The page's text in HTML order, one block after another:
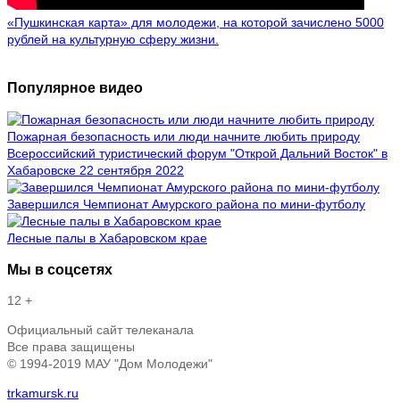
«Пушкинская карта» для молодежи, на которой зачислено 5000
рублей на культурную сферу жизни.
Популярное видео
Пожарная безопасность или люди начните любить природу
Всероссийский туристический форум "Открой Дальний Восток" в
Хабаровске 22 сентября 2022
Завершился Чемпионат Амурского района по мини-футболу
Лесные палы в Хабаровском крае
Мы в соцсетях
12 +
Официальный сайт телеканала
Все права защищены
© 1994-2019 МАУ "Дом Молодежи"
trkamursk.ru